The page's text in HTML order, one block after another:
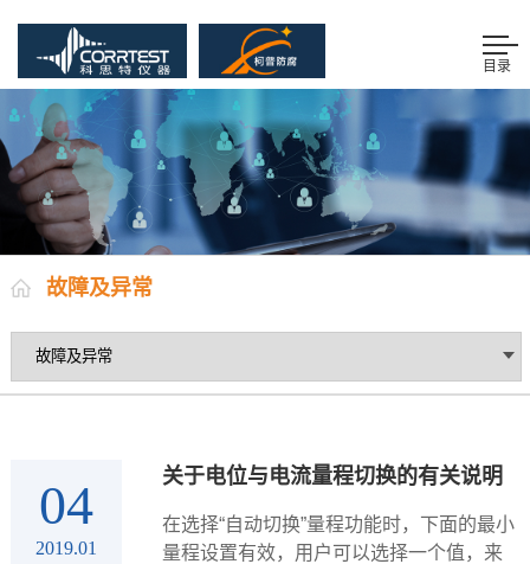
目录
故障及异常
04
2019.01
关于电位与电流量程切换的有关说明
在选择“自动切换”量程功能时，下面的最小
量程设置有效，用户可以选择一个值，来